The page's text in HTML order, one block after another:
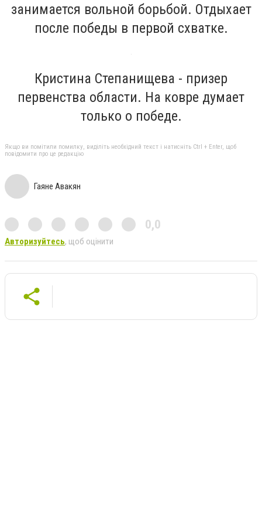
занимается вольной борьбой. Отдыхает
после победы в первой схватке.
Кристина Степанищева - призер
первенства области. На ковре думает
только о победе.
Якщо ви помітили помилку, виділіть необхідний текст і натисніть Ctrl + Enter, щоб
повідомити про це редакцію
Гаяне Авакян
0,0
Авторизуйтесь, щоб оцінити